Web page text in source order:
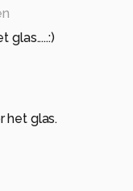
glas.....:)
het glas.